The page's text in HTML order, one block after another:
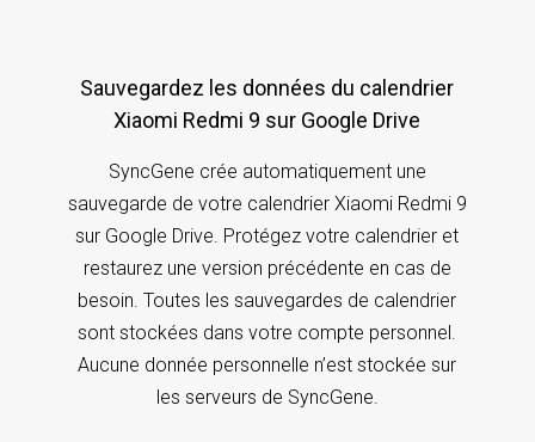
Sauvegardez les données du calendrier
Xiaomi Redmi 9 sur Google Drive
SyncGene crée automatiquement une
sauvegarde de votre calendrier Xiaomi Redmi 9
sur Google Drive. Protégez votre calendrier et
restaurez une version précédente en cas de
besoin. Toutes les sauvegardes de calendrier
sont stockées dans votre compte personnel.
Aucune donnée personnelle n’est stockée sur
les serveurs de SyncGene.